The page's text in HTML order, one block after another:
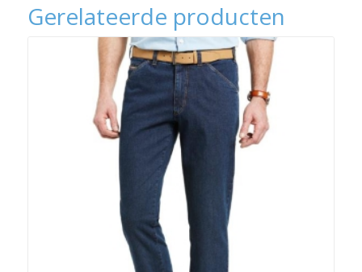
Gerelateerde producten